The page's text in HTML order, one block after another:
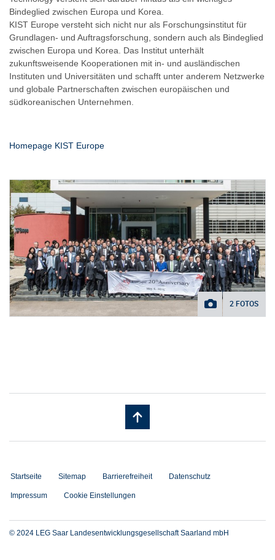
Bindeglied zwischen Europa und Korea.
KIST Europe versteht sich nicht nur als Forschungsinstitut für
Grundlagen- und Auftragsforschung, sondern auch als Bindeglied
zwischen Europa und Korea. Das Institut unterhält
zukunftsweisende Kooperationen mit in- und ausländischen
Instituten und Universitäten und schafft unter anderem Netzwerke
und globale Partnerschaften zwischen europäischen und
südkoreanischen Unternehmen.
Homepage KIST Europe
2 FOTOS
Startseite Sitemap Barrierefreiheit Datenschutz
Impressum Cookie Einstellungen
© 2024 LEG Saar Landesentwicklungsgesellschaft Saarland mbH